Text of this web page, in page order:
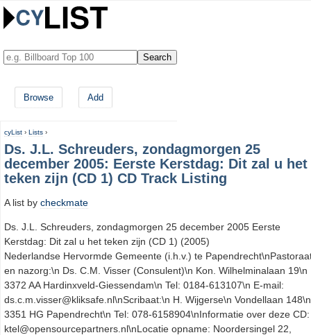
Browse Add
cyList › Lists ›
Ds. J.L. Schreuders, zondagmorgen 25
december 2005: Eerste Kerstdag: Dit zal u het
teken zijn (CD 1) CD Track Listing
A list by checkmate
Ds. J.L. Schreuders, zondagmorgen 25 december 2005 Eerste
Kerstdag: Dit zal u het teken zijn (CD 1) (2005)
Nederlandse Hervormde Gemeente (i.h.v.) te
en nazorg:\n Ds. C.M. Visser (Consulent)\n Kon. Wilhelminalaan 19\n
3372 AA Hardinxveld-Giessendam\n Tel: 0184-613107\n E-mail:
ds.c.m.visser@kliksafe.nl\nScribaat:\n H. Wijgerse\n Vondellaan 148\n
3351 HG Papendrecht\n Tel: 078-6158904\nInformatie over deze CD:
ktel@opensourcepartners.nl\nLocatie opname: Noordersingel 22,